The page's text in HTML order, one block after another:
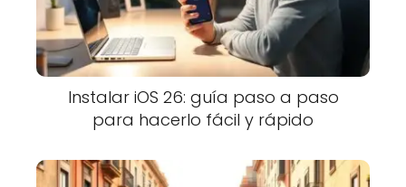
Instalar iOS 26: guía paso a paso
para hacerlo fácil y rápido